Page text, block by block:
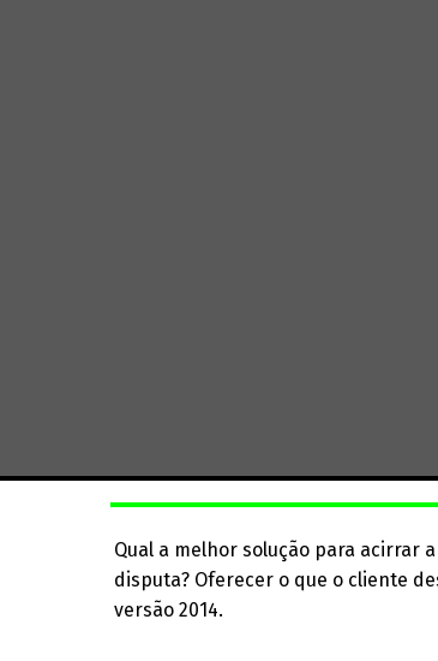
Qual a melhor solução para acirrar
disputa? Oferecer o que o cliente
versão 2014.